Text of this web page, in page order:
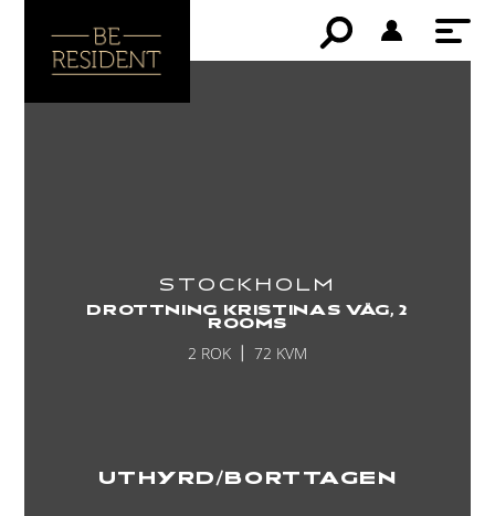
STOCKHOLM
DROTTNING KRISTINAS VÄG, 2
ROOMS
2 ROK 72 KVM
UTHYRD/BORTTAGEN